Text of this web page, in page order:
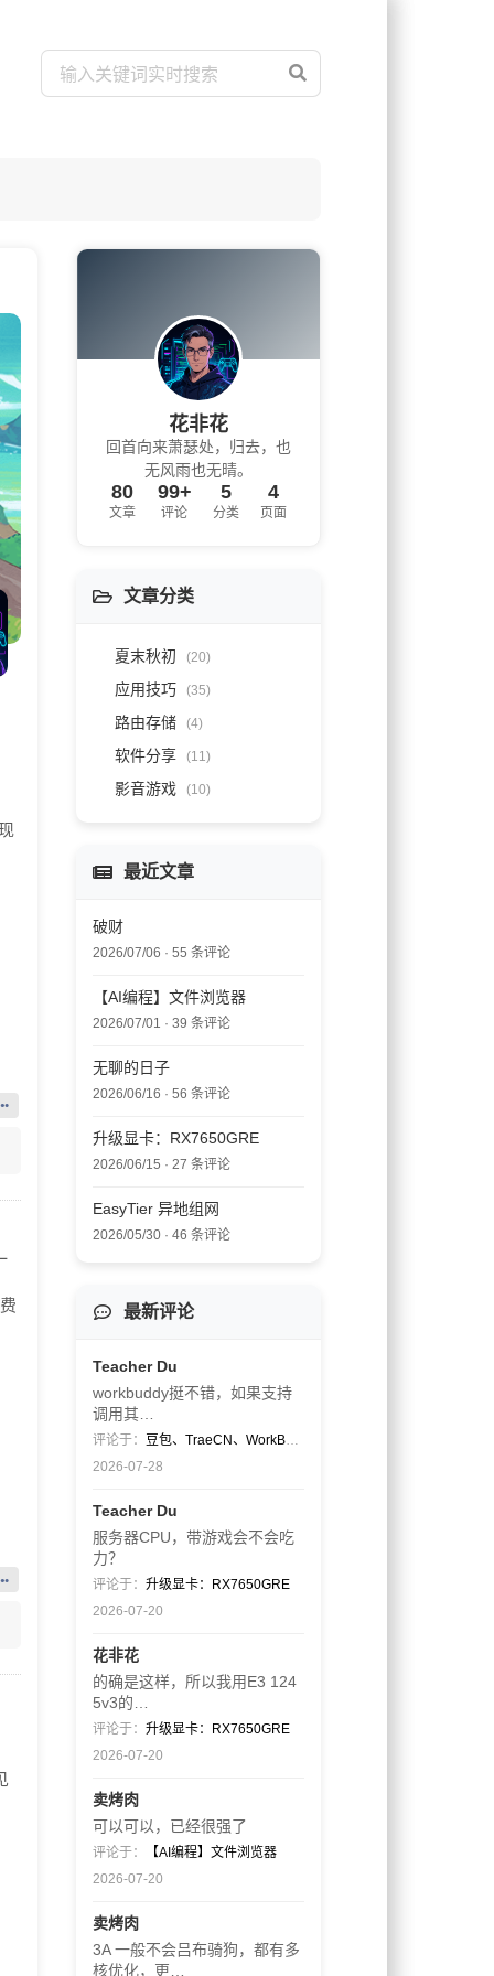
花非花
回首向来萧瑟处，归去，也
无风雨也无晴。
80
文章
99+
评论
5
分类
4
页面
文章分类
夏末秋初 (20)
应用技巧 (35)
路由存储 (4)
软件分享 (11)
影音游戏 (10)
最近文章
破财
2026/07/06 · 55 条评论
【AI编程】文件浏览器
2026/07/01 · 39 条评论
无聊的日子
2026/06/16 · 56 条评论
升级显卡：RX7650GRE
2026/06/15 · 27 条评论
EasyTier 异地组网
2026/05/30 · 46 条评论
最新评论
Teacher Du
workbuddy挺不错，如果支持
调用其…
评论于：
豆包、TraeCN、WorkBuddy
2026-07-28
Teacher Du
服务器CPU，带游戏会不会吃
力？
评论于： 升级显卡：RX7650GRE
2026-07-20
花非花
的确是这样，所以我用E3 124
5v3的…
评论于： 升级显卡：RX7650GRE
2026-07-20
卖烤肉
可以可以，已经很强了
评论于：
【AI编程】文件浏览器
2026-07-20
卖烤肉
3A 一般不会吕布骑狗，都有多
核优化，更…